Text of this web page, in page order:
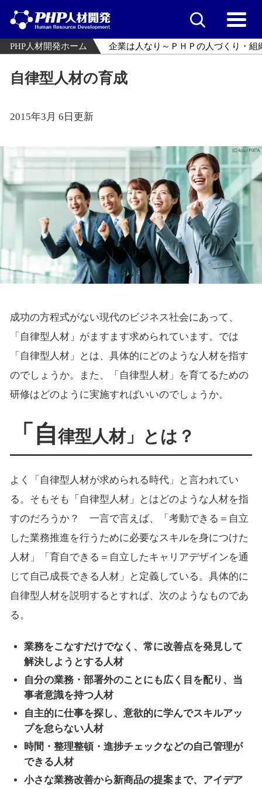
PHP人材開発ホーム 企業は人なり～ＰＨＰの人づくり・組
自律型人材の育成
2015年3月 6日更新
成功の方程式がない現代のビジネス社会にあって、
「自律型人材」がますます求められています。では
「自律型人材」とは、具体的にどのような人材を指す
のでしょうか。また、「自律型人材」を育てるための
研修はどのように実施すればいいのでしょうか。
「自律型人材」とは？
よく「自律型人材が求められる時代」と言われてい
る。そもそも「自律型人材」とはどのような人材を指
すのだろうか？ 一言で言えば、「考動できる＝自立
した業務推進を行うために必要なスキルを身につけた
人材」「育自できる＝自立したキャリアデザインを通
じて自己成長できる人材」と定義している。具体的に
自律型人材を説明するとすれば、次のようなものであ
る。
業務をこなすだけでなく、常に改善点を発見して
解決しようとする人材
自分の業務・部署外のことにも広く目を配り、当
事者意識を持つ人材
自主的に仕事を探し、意欲的に学んでスキルアッ
プを怠らない人材
時間・整理整頓・進捗チェックなどの自己管理が
できる人材
小さな業務改善から新商品の提案まで、アイデア